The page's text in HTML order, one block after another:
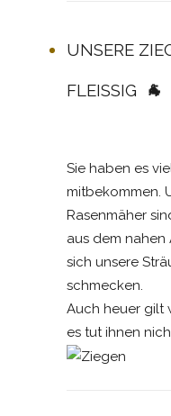
UNSERE
FLEISSIG 🐐
Sie haben es
mitbekommen.
Rasenmäher
aus dem nahen
sich unsere
schmecken.
Auch heuer gilt
es tut ihnen